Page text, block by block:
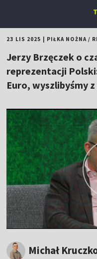
23 LIS 2025 PIŁKA NOŻNA/
Jerzy Brzęczek o
reprezentacji
Euro, wyszlibyśmy
Michał